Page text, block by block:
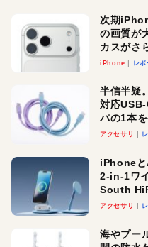
次期
の画質が
カスがさ
iPhone レポ
半信半疑
対応
パの1本
アクセサリ
iPhoneと
2-in-1ワ
South
ースでお
アクセサリ
海やプー